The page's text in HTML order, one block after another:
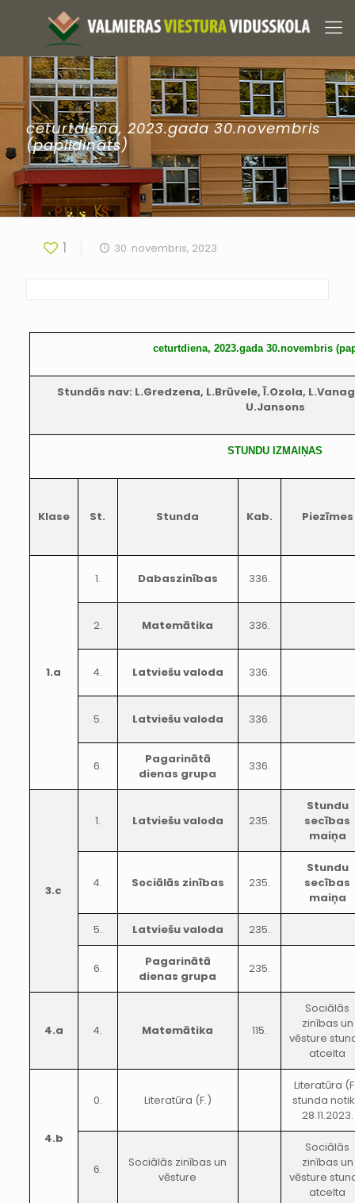
ceturtdiena, 2023.gada 30.novembris
(papildināts)
1 30. novembris, 2023
ceturtdiena, 2023.gada 30.novembris
Stundās nav: L.Gredzena, L.Brūvele, Ī.Ozola,
U.Jansons
STUNDU IZMAIŅAS
Klase St. Stunda Kab. Piezīmes
1.a
1. Dabaszinības 336.
2. Matemātika 336.
4. Latviešu valoda 336.
5. Latviešu valoda 336.
6.
Pagarinātā
dienas grupa
336.
3.c
1. Latviešu valoda 235.
Stundu
secības
maiņa
4. Sociālās zinības 235.
Stundu
secības
maiņa
5. Latviešu valoda 235.
6.
Pagarinātā
dienas grupa
235.
4.a 4. Matemātika 115.
Sociālās
zinības un
vēsture
atcelta
4.b
0. Literatūra (F.)
Literatūra
stunda
28.11.2023.
6.
Sociālās zinības un
vēsture
Sociālās
zinības un
vēsture
atcelta